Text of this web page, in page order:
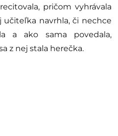
pričom vyhrávala
učiteľka navrhla, či nechce
a ako sama povedala,
z nej stala herečka.